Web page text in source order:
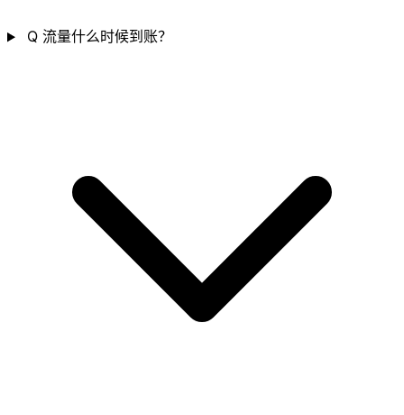
Q流量什么时候到账？